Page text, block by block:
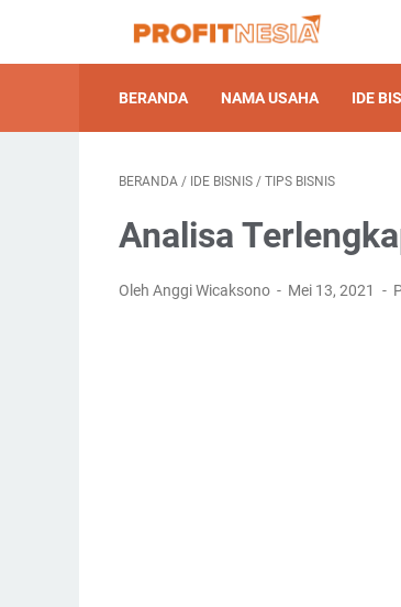
BERANDA NAMA USAHA IDE
BERANDA / IDE BISNIS / TIPS BISNIS
Analisa
Oleh Anggi Wicaksono Mei 13, 2021